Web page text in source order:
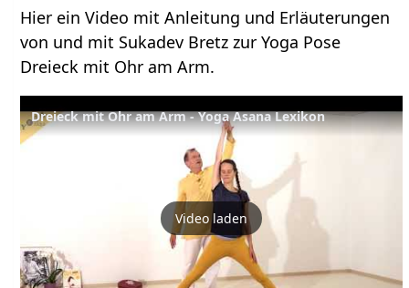
Hier ein Video mit Anleitung und Erläuterungen
von und mit Sukadev Bretz zur Yoga Pose
Dreieck mit Ohr am Arm.
Dreieck mit Ohr am Arm - Yoga Asana Lexikon
Video laden